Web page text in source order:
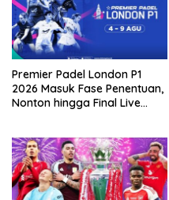
Premier Padel London P1
2026 Masuk Fase Penentuan,
Nonton hingga Final Live